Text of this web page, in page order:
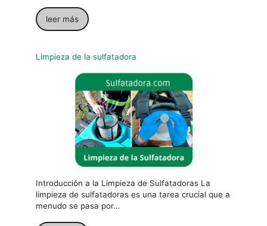
leer más
Limpieza de la sulfatadora
Introducción a la Limpieza de Sulfatadoras La
limpieza de sulfatadoras es una tarea crucial que a
menudo se pasa por…